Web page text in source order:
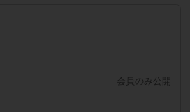
会員のみ公開